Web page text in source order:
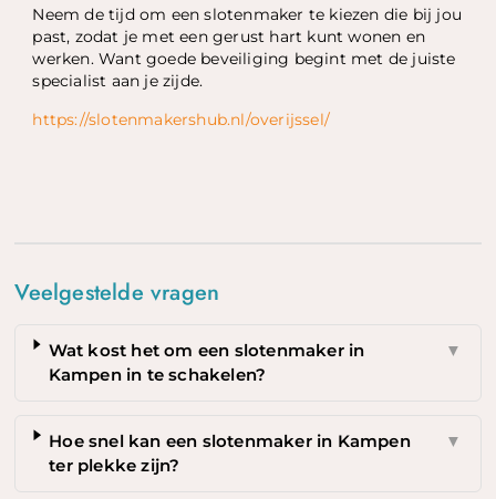
Neem de tijd om een slotenmaker te kiezen die bij jou
past, zodat je met een gerust hart kunt wonen en
werken. Want goede beveiliging begint met de juiste
specialist aan je zijde.
https://slotenmakershub.nl/overijssel/
Veelgestelde vragen
Wat kost het om een slotenmaker in
Kampen in te schakelen?
▼
Hoe snel kan een slotenmaker in Kampen
ter plekke zijn?
▼